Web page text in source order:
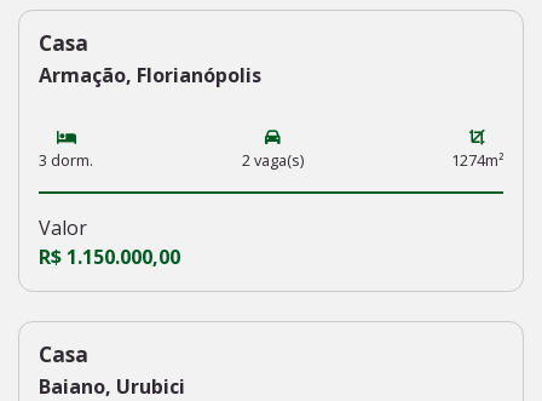
213
Casa
Armação, Florianópolis
3 dorm. 2 vaga(s) 1274m²
Valor
R$ 1.150.000,00
209
Casa
Baiano, Urubici